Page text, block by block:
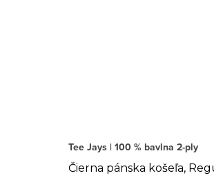
Čierna pánska košeľa,
Tee Jays | 100 % bavlna 2-ply